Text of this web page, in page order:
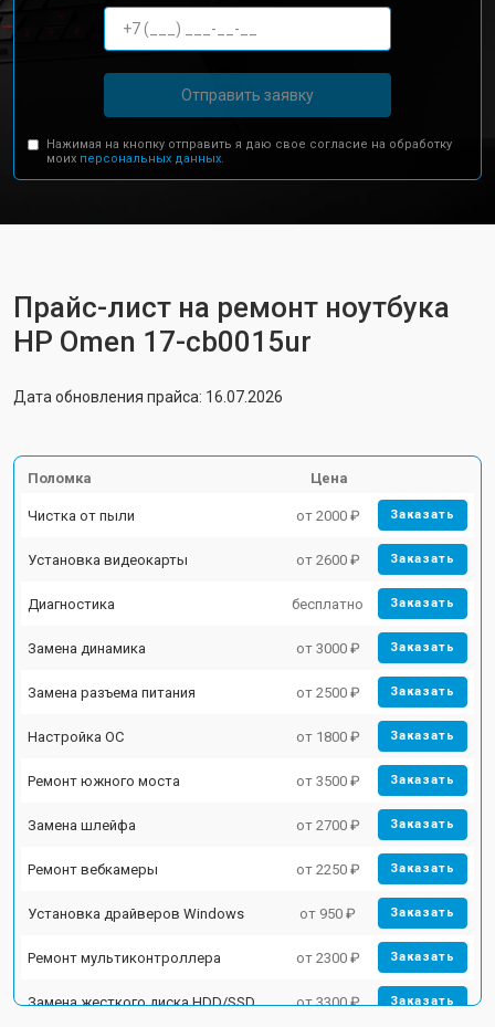
Отправить заявку
Нажимая на кнопку отправить я даю свое согласие на обработку
моих персональных данных.
Прайс-лист на ремонт ноутбука
HP Omen 17-cb0015ur
Дата обновления прайса: 16.07.2026
Поломка Цена
Чистка от пыли от 2000 ₽ Заказать
Установка видеокарты от 2600 ₽ Заказать
Диагностика бесплатно Заказать
Замена динамика от 3000 ₽ Заказать
Замена разъема питания от 2500 ₽ Заказать
Настройка ОС от 1800 ₽ Заказать
Ремонт южного моста от 3500 ₽ Заказать
Замена шлейфа от 2700 ₽ Заказать
Ремонт вебкамеры от 2250 ₽ Заказать
Установка драйверов Windows от 950 ₽ Заказать
Ремонт мультиконтроллера от 2300 ₽ Заказать
Замена жесткого диска HDD/SSD от 3300 ₽ Заказать